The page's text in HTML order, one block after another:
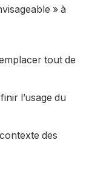
» à
tout de
l’usage du
des